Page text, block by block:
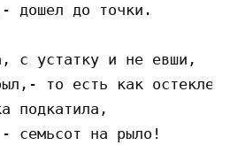
дошел до точки.
с устатку и не евши,
то есть как
подкатила,
семьсот на рыло!